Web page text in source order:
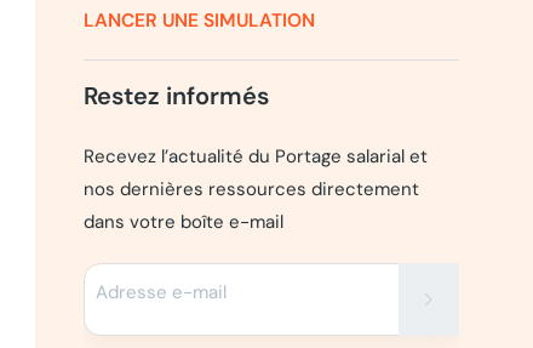
LANCER UNE SIMULATION
Restez informés
Recevez l’actualité du Portage salarial et
nos dernières ressources directement
dans votre boîte e-mail
Adresse e-mail chevron_right